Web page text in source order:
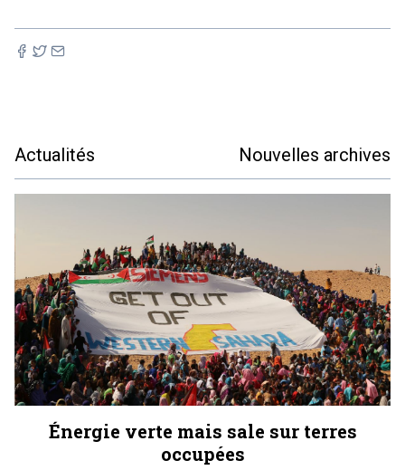
Actualités Nouvelles archives
Énergie verte mais sale sur terres
occupées